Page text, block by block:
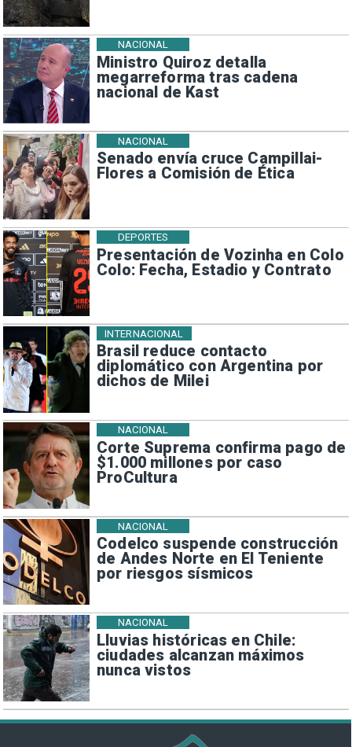
Ministro Quiroz detalla
megarreforma tras cadena
nacional de Kast
NACIONAL
Senado envía cruce Campillai-
Flores a Comisión de Ética
NACIONAL
Presentación de Vozinha en Colo
Colo: Fecha, Estadio y Contrato
DEPORTES
Brasil reduce contacto
diplomático con Argentina por
dichos de Milei
INTERNACIONAL
Corte Suprema confirma pago de
$1.000 millones por caso
ProCultura
NACIONAL
Codelco suspende construcción
de Andes Norte en El Teniente
por riesgos sísmicos
NACIONAL
Lluvias históricas en Chile:
ciudades alcanzan máximos
nunca vistos
NACIONAL